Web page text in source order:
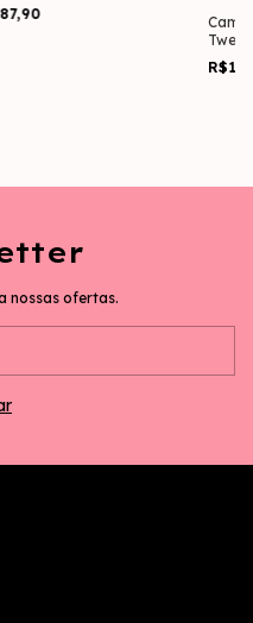
Radio
nossas ofertas.